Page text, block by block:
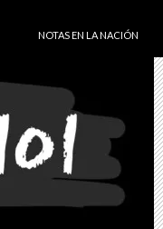
NOTAS EN LA NACIÓN